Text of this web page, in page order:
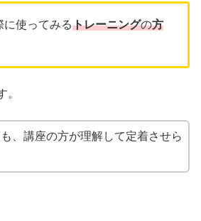
に使ってみるトレーニングの方
。
、講座の方が理解して定着させら